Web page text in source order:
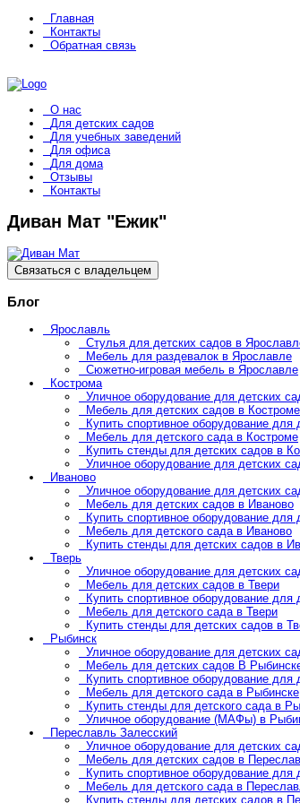
Главная
Контакты
Обратная связь
О нас
Для детских садов
Для учебных заведений
Для офиса
Для дома
Отзывы
Контакты
Диван Мат "Ежик"
Связаться с владельцем
Блог
Ярославль
Стулья для детских садов в
Мебель для раздевалок в Ярославле
Сюжетно-игровая мебель в Ярославле
Кострома
Уличное оборудование для детских
Мебель для детских садов в Костроме
Купить спортивное оборудование для
Мебель для детского сада в Костроме
Купить стенды для детских садов в
Уличное оборудование для детских
Иваново
Уличное оборудование для детских
Мебель для детских садов в Иваново
Купить спортивное оборудование для
Мебель для детского сада в Иваново
Купить стенды для детских садов в
Тверь
Уличное оборудование для детских
Мебель для детских садов в Твери
Купить спортивное оборудование для
Мебель для детского сада в Твери
Купить стенды для детских садов в
Рыбинск
Уличное оборудование для детских
Мебель для детских садов В
Купить спортивное оборудование для
Мебель для детского сада в Рыбинске
Купить стенды для детского сада в
Уличное оборудование (МАФы) в
Переславль Залесский
Уличное оборудование для детских
Мебель для детских садов в
Купить спортивное оборудование
Мебель для детского сада в
Купить стенды для детских садов в